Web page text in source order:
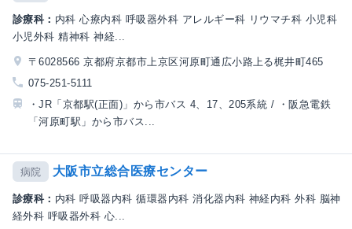
診療科： 内科 心療内科 呼吸器外科 アレルギー科 リウマチ科 小児科
小児外科 精神科 神経...
〒6028566 京都府京都市上京区河原町通広小路上る梶井町465
075-251-5111
・JR「京都駅(正面)」から市バス 4、17、205系統 / ・阪急電鉄
「河原町駅」から市バス...
病院 大阪市立総合医療センター
診療科： 内科 呼吸器内科 循環器内科 消化器内科 神経内科 外科 脳神
経外科 呼吸器外科 心...